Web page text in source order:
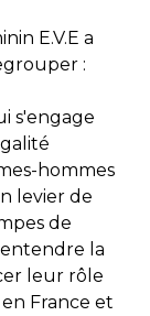
E.V.E a
:
s'engage
hommes
levier de
de
la
leur rôle
France et